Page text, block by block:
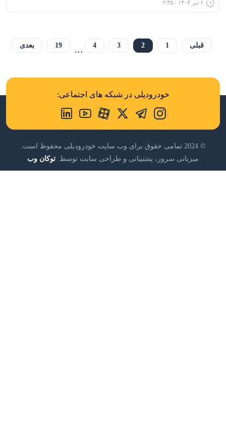
۶ تیر ۱۴۰۴ - ۲:۳۵
قبلی 1
2
3
4
…
19 بعدی
خودرودیلی در شبکه های اجتماعی:
© 2024 تمامی حقوق برای وب سایت خودرودیلی محفوظ است.
میزبانی سرور، پشتیبانی و طراحی سایت توسط: توکان وب